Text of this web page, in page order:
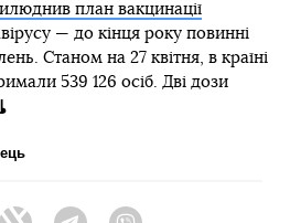
план вакцинації
— до кінця року повинні
Станом на 27 квітня, в країні
539 126 осіб. Дві дози